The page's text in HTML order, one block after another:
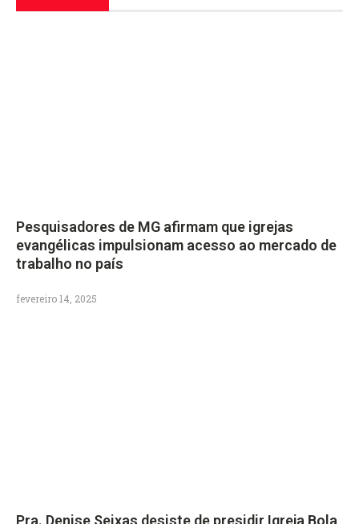
Pesquisadores de MG afirmam que igrejas
evangélicas impulsionam acesso ao mercado de
trabalho no país
fevereiro 14, 2025
Pra. Denise Seixas desiste de presidir Igreja Bola